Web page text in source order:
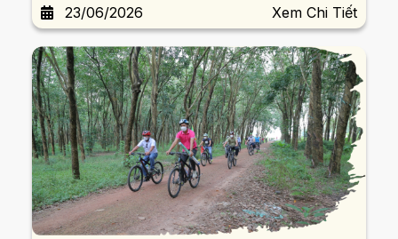
hệ sinh thái và các loài động vật quý hiếm ngoài tự...
23/06/2026 Xem Chi Tiết